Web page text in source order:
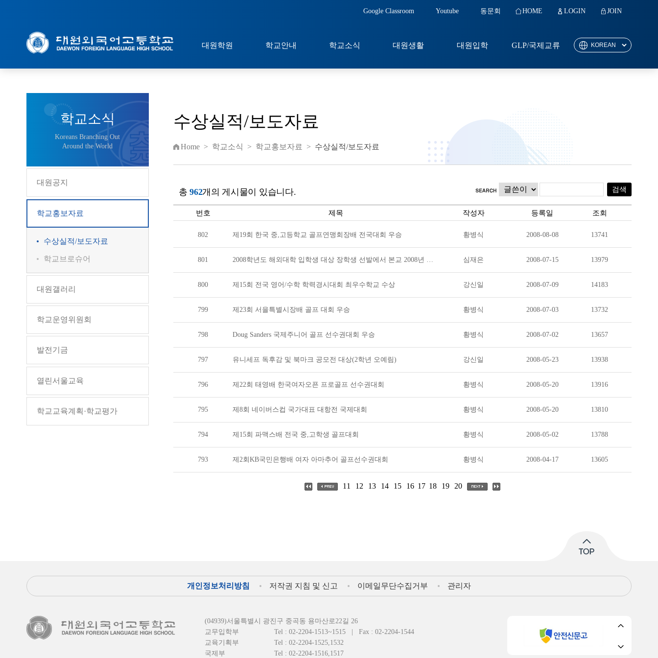
Google Classroom Youtube 동문회 HOME LOGIN JOIN
대원학원 학교안내 학교소식 대원생활 대원입학 GLP/국제교류
학교소식
Koreans Branching Out
Around the World
대원공지
학교홍보자료
수상실적/보도자료
학교브로슈어
대원갤러리
학교운영위원회
발전기금
열린서울교육
학교교육계획·학교평가
수상실적/보도자료
Home > 학교소식 > 학교홍보자료 > 수상실적/보도자료
총962개의 게시물이 있습니다.
번호 제목 작성자 등록일 조회
802 제19회 한국 중,고등학교 골프연맹회장배 전국대회 우승 황병식 2008-08-08 13741
801 2008학년도 해외대학 입학생 대상 장학생 선발에서 본교 2008년 졸업생(GLP9기) 7명이 선발되었습니다. 심재은 2008-07-15 13979
800 제15회 전국 영어/수학 학력경시대회 최우수학교 수상 강신일 2008-07-09 14183
799 제23회 서을특별시장배 골프 대회 우승 황병식 2008-07-03 13732
798 Doug Sanders 국제주니어 골프 선수권대회 우승 황병식 2008-07-02 13657
797 유니세프 독후감 및 북마크 공모전 대상(2학년 오예림) 강신일 2008-05-23 13938
796 제22회 태영배 한국여자오픈 프로골프 선수권대회 황병식 2008-05-20 13916
795 제8회 네이버스컵 국가대표 대항전 국제대회 황병식 2008-05-20 13810
794 제15회 파맥스배 전국 중,고학생 골프대회 황병식 2008-05-02 13788
793 제2회KB국민은행배 여자 아마추어 골프선수권대회 황병식 2008-04-17 13605
11 12 13 14 15 16 17 18 19 20
개인정보처리방침 저작권 지침 및 신고 이메일무단수집거부 관리자
(04939)서울특별시 광진구 중곡동 용마산로22길 26
교무입학부
Tel : 02-2204-1513~1515
Fax : 02-2204-1544
교육기획부
Tel : 02-2204-1525,1532
국제부
Tel : 02-2204-1516,1517